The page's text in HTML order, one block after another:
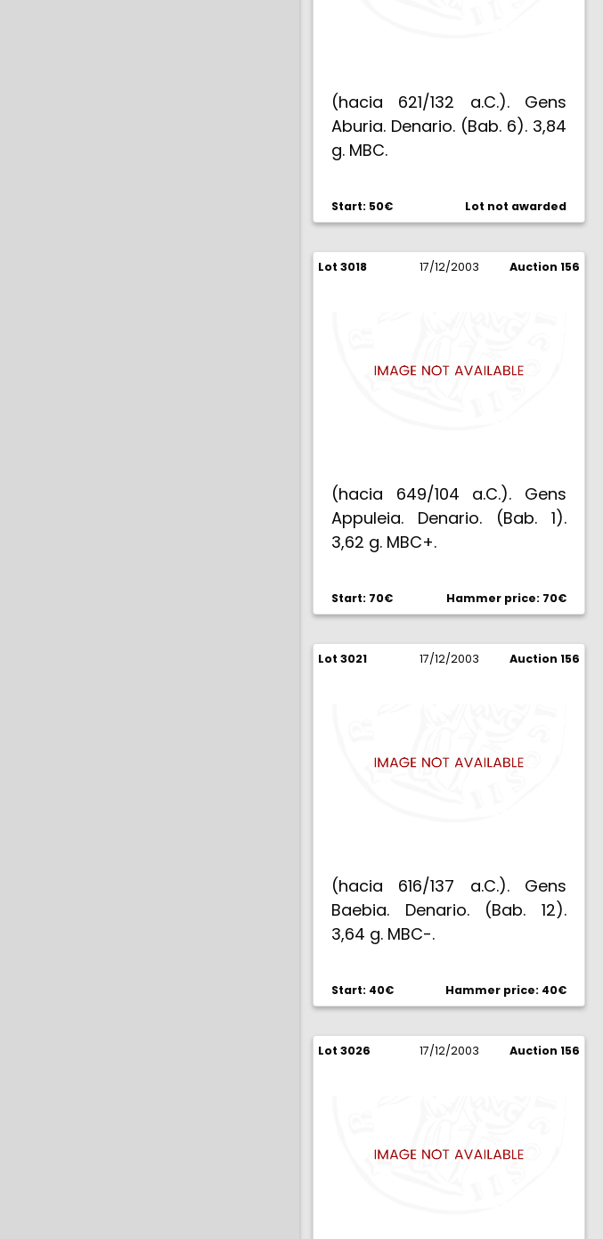
(hacia 621/132 a.C.). Gens
Aburia. Denario. (Bab. 6). 3,84
g. MBC.
Start: 50€ Lot not awarded
Lot 3018 17/12/2003 Auction 156
(hacia 649/104 a.C.). Gens
Appuleia. Denario. (Bab. 1).
3,62 g. MBC+.
Start: 70€ Hammer price: 70€
Lot 3021 17/12/2003 Auction 156
(hacia 616/137 a.C.). Gens
Baebia. Denario. (Bab. 12).
3,64 g. MBC-.
Start: 40€ Hammer price: 40€
Lot 3026 17/12/2003 Auction 156